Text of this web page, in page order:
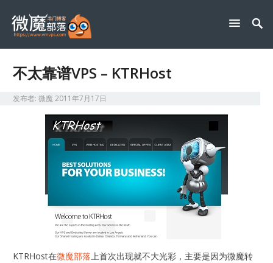
不太靠谱VPS – KTRHost
发布者:微魔2011年7月17日
KTRHost在微魔部落上首次出现就不大光彩，主要是因为微魔转